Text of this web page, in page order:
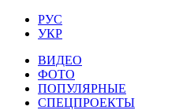
РУС
УКР
ВИДЕО
ФОТО
ПОПУЛЯРНЫЕ
СПЕЦПРОЕКТЫ